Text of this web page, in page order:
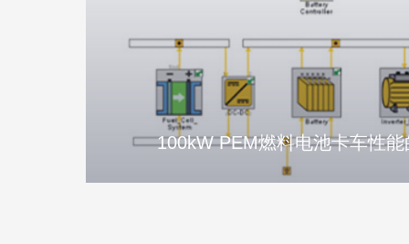
100kW PEM燃料电池卡车性